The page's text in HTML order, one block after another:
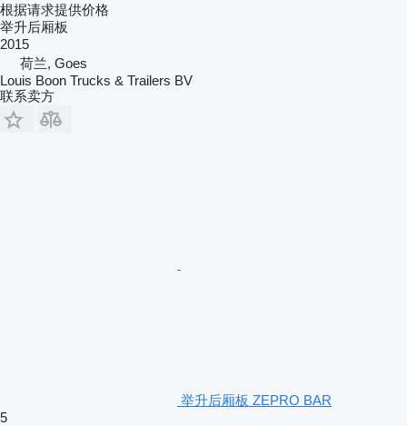
根据请求提供价格
举升后厢板
2015
荷兰, Goes
Louis Boon Trucks & Trailers BV
联系卖方
举升后厢板 ZEPRO BAR
5